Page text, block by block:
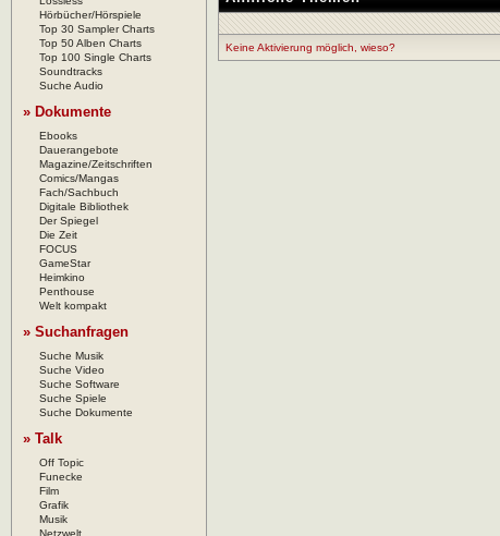
Hörbücher/Hörspiele
Top 30 Sampler Charts
Top 50 Alben Charts
Top 100 Single Charts
Soundtracks
Suche Audio
» Dokumente
Ebooks
Dauerangebote
Magazine/Zeitschriften
Comics/Mangas
Fach/Sachbuch
Digitale Bibliothek
Der Spiegel
Die Zeit
FOCUS
GameStar
Heimkino
Penthouse
Welt kompakt
» Suchanfragen
Suche Musik
Suche Video
Suche Software
Suche Spiele
Suche Dokumente
» Talk
Off Topic
Funecke
Film
Grafik
Musik
Keine Aktivierung möglich, wieso?